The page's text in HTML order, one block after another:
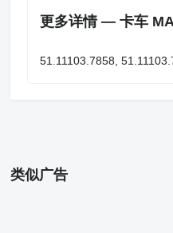
更多详情 — 卡车
51.11103.7858,
类似广告